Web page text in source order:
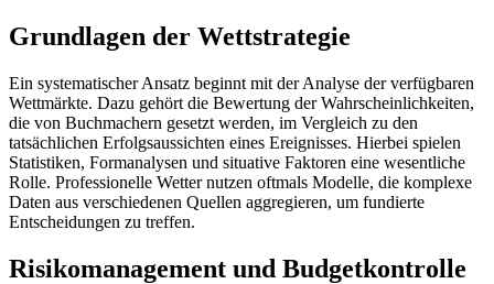
Grundlagen der Wettstrategie
Ein systematischer Ansatz beginnt mit der Analyse der verfügbaren
Wettmärkte. Dazu gehört die Bewertung der Wahrscheinlichkeiten,
die von Buchmachern gesetzt werden, im Vergleich zu den
tatsächlichen Erfolgsaussichten eines Ereignisses. Hierbei spielen
Statistiken, Formanalysen und situative Faktoren eine wesentliche
Rolle. Professionelle Wetter nutzen oftmals Modelle, die komplexe
Daten aus verschiedenen Quellen aggregieren, um fundierte
Entscheidungen zu treffen.
Risikomanagement und Budgetkontrolle